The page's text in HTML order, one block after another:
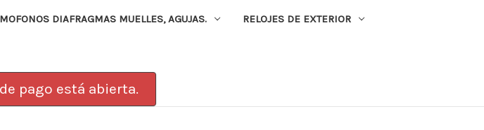
DIAFRAGMAS MUELLES, AGUJAS. RELOJES DE EXTERIOR
pago está abierta.